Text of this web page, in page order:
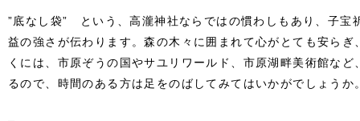
”底なし袋” という、高瀧神社ならではの慣わしもあり、子宝
益の強さが伝わります。森の木々に囲まれて心がとても安らぎ
くには、市原ぞうの国やサユリワールド、市原湖畔美術館な
るので、時間のある方は足をのばしてみてはいかがでしょうか